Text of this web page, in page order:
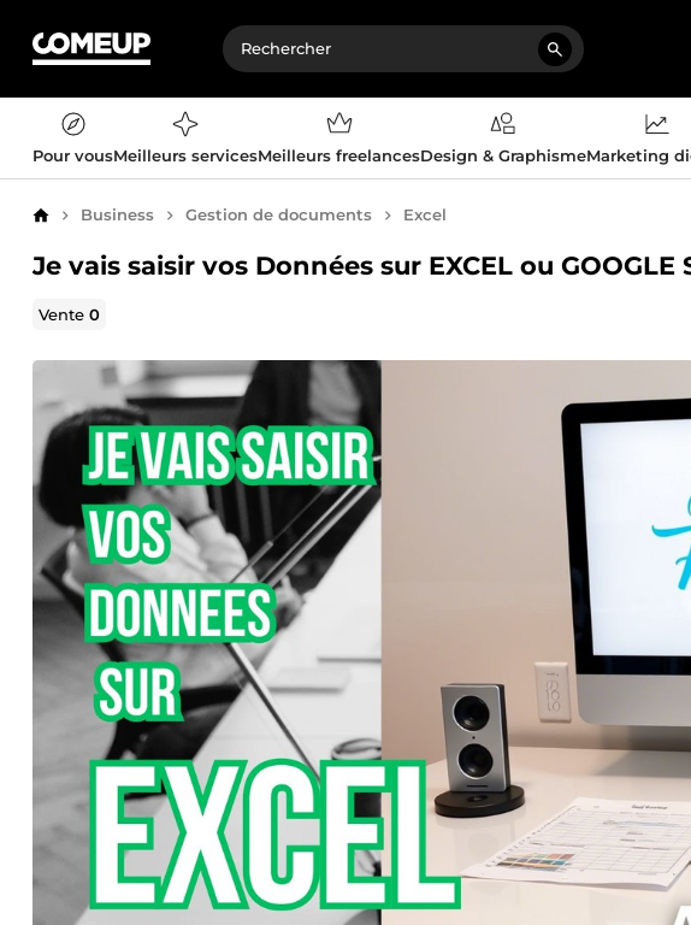
Pour vousMeilleurs servicesMeilleurs freelancesDesign & GraphismeMarketing
AccueilBusiness Gestion de documents Excel
Je vais saisir vos Données sur EXCEL ou GOOGLE
Vente0